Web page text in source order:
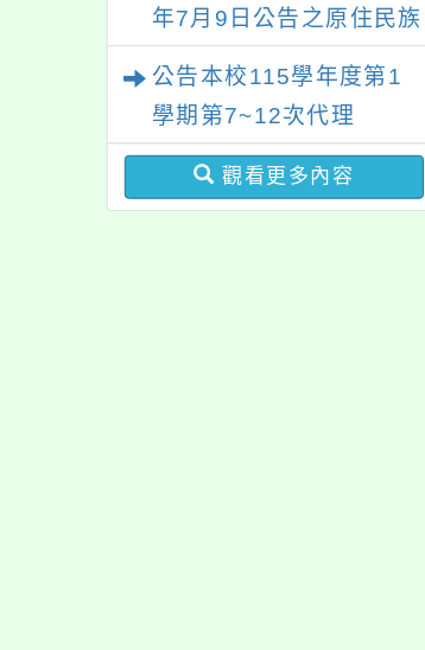
年7月9日公告之原住民族
歲時祭儀放假日期，請查
照辦理。
公告本校115學年度第1
學期第7~12次代理
（課）教師甄選簡章
【一次公告分次招考】
觀看更多內容
新國際醫院辦
～2025年度健
全國公教健檢
銓敘部函以，關於各
機關適用醫事人員人
事條例職務一覽表，
業經考試院會同行政